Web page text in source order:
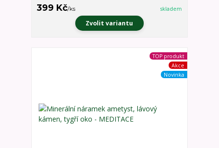
399 Kč/ks skladem
Zvolit variantu
TOP produkt
Akce
Novinka